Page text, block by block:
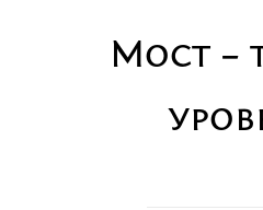
Мост –